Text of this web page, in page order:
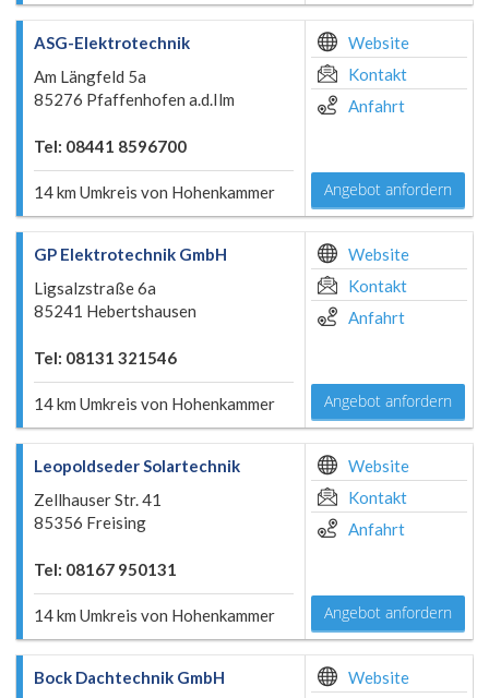
ASG-Elektrotechnik
Am Längfeld 5a
85276 Pfaffenhofen a.d.Ilm
Tel: 08441 8596700
14 km Umkreis von Hohenkammer
Website
Kontakt
Anfahrt
Angebot anfordern
GP Elektrotechnik GmbH
Ligsalzstraße 6a
85241 Hebertshausen
Tel: 08131 321546
14 km Umkreis von Hohenkammer
Website
Kontakt
Anfahrt
Angebot anfordern
Leopoldseder Solartechnik
Zellhauser Str. 41
85356 Freising
Tel: 08167 950131
14 km Umkreis von Hohenkammer
Website
Kontakt
Anfahrt
Angebot anfordern
Bock Dachtechnik GmbH
Website